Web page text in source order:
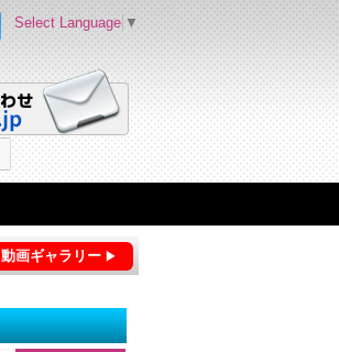
Select Language ▼
動画ギャラリー